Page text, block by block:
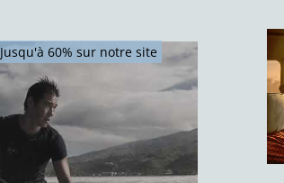
Jusqu'à 60% sur notre site